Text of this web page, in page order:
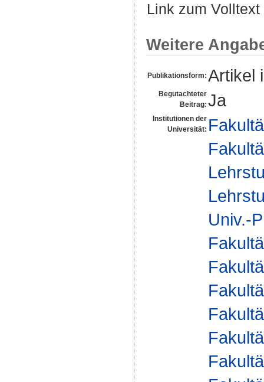
Link zum
Weitere
Publikationsform: Artikel
Begutachteter
Beitrag: Ja
Institutionen der
Universität:
Univ.-